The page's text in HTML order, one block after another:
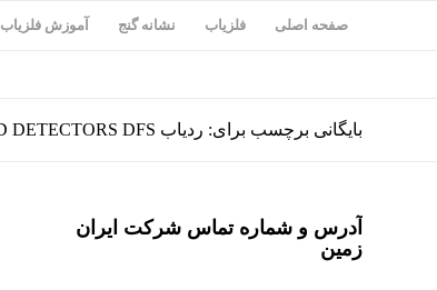
صفحه اصلی فلزیاب نشانه گنج آموزش فلزیاب
بایگانی برچسب برای: ردیاب GOLD DETECTORS DFS
آدرس و شماره تماس شرکت ایران
زمین